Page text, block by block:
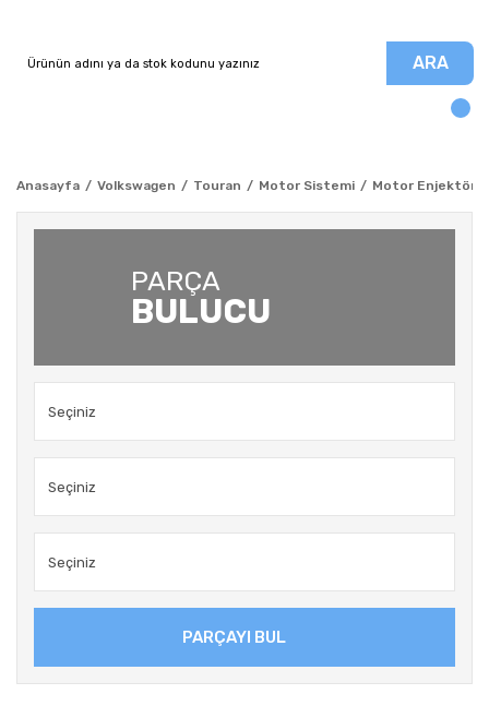
ARA
Anasayfa Volkswagen Touran Motor Sistemi Motor Enjektör -
PARÇA
BULUCU
PARÇAYI BUL